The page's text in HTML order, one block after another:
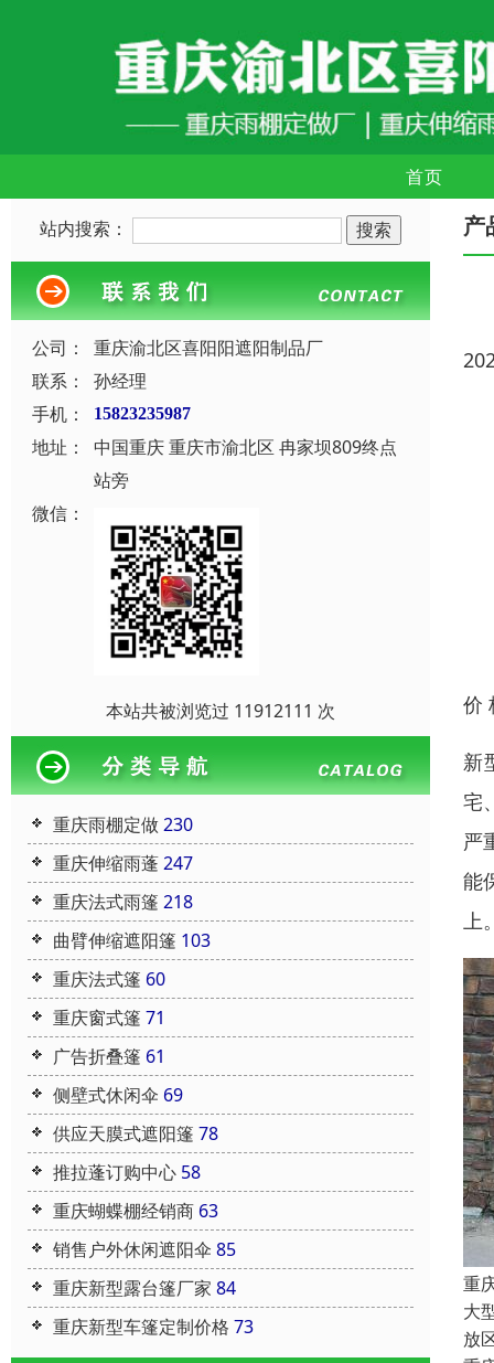
首页
站内搜索：
公司：
重庆渝北区喜阳阳遮阳制品厂
联系：
孙经理
手机：
15823235987
地址：
中国重庆 重庆市渝北区 冉家坝809终点
站旁
微信：
本站共被浏览过 11912111 次
重庆雨棚定做230
重庆伸缩雨蓬247
重庆法式雨篷 218
曲臂伸缩遮阳篷 103
重庆法式篷 60
重庆窗式篷 71
广告折叠篷 61
侧壁式休闲伞 69
供应天膜式遮阳篷 78
推拉蓬订购中心 58
重庆蝴蝶棚经销商 63
销售户外休闲遮阳伞 85
重庆新型露台篷厂家 84
重庆新型车篷定制价格 73
产
价
新
宅
严
能
上
重
大
放